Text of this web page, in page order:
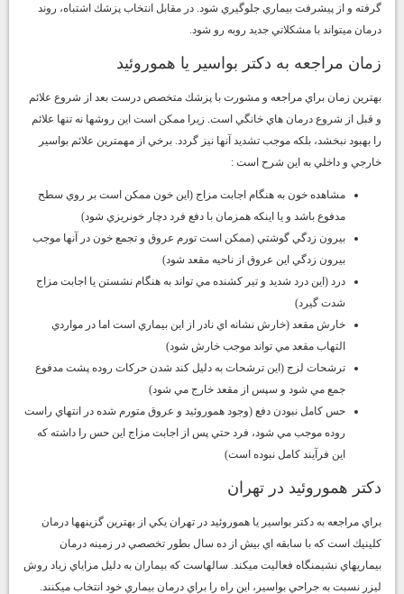
گرفته و از پيشرفت بيماري جلوگيري شود. در مقابل انتخاب پزشك اشتباه، روند
درمان ميتواند با مشكلاتي جديد روبه رو شود.
زمان مراجعه به دكتر بواسير يا هموروئيد
بهترين زمان براي مراجعه و مشورت با پزشك متخصص درست بعد از شروع علائم
و قبل از شروع درمان هاي خانگي است. زيرا ممكن است اين روشها نه تنها علائم
را بهبود نبخشد، بلكه موجب تشديد آنها نيز گردد. برخي از مهمترين علائم بواسير
خارجي و داخلي به اين شرح است :
مشاهده خون به هنگام اجابت مزاج (اين خون ممكن است بر روي سطح
مدفوع باشد و يا اينكه همزمان با دفع فرد دچار خونريزي شود)
بيرون زدگي گوشتي (ممكن است تورم عروق و تجمع خون در آنها موجب
بيرون زدگي اين عروق از ناحيه مقعد شود)
درد (اين درد شديد و تير كشنده مي تواند به هنگام نشستن يا اجابت مزاج
شدت گيرد)
خارش مقعد (خارش نشانه اي نادر از اين بيماري است اما در مواردي
التهاب مقعد مي تواند موجب خارش شود)
ترشحات لزج (اين ترشحات به دليل كند شدن حركات روده پشت مدفوع
جمع مي شود و سپس از مقعد خارج مي شود)
حس كامل نبودن دفع (وجود هموروئيد و عروق متورم شده در انتهاي راست
روده موجب مي شود، فرد حتي پس از اجابت مزاج اين حس را داشته كه
اين فرآيند كامل نبوده است)
دكتر هموروئيد در تهران
براي مراجعه به دكتر بواسير يا هموروئيد در تهران يكي از بهترين گزينهها درمان
كلينيك است كه با سابقه اي بيش از ده سال بطور تخصصي در زمينه درمان
بيماريهاي نشيمنگاه فعاليت ميكند. سالهاست كه بيماران به دليل مزاياي زياد روش
ليزر نسبت به جراحي بواسير، اين راه را براي درمان بيماري خود انتخاب ميكنند.